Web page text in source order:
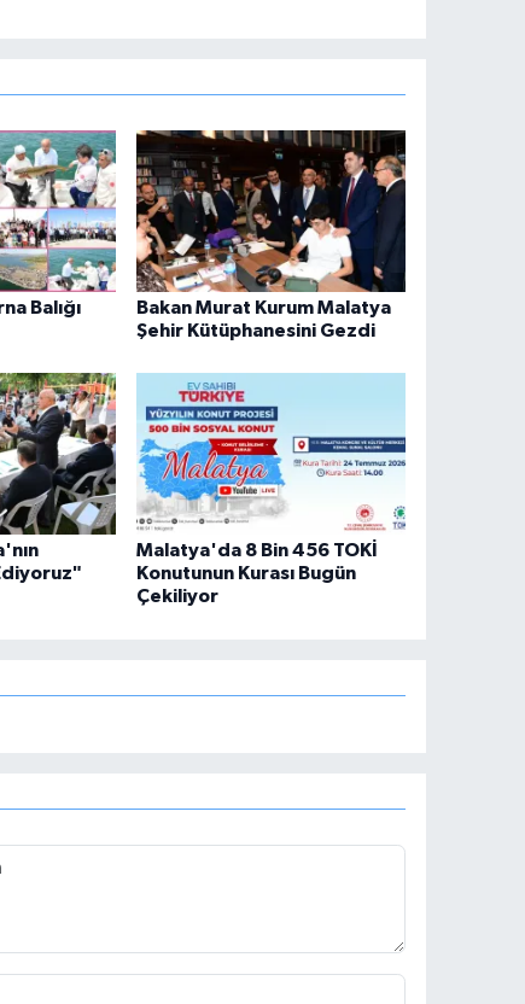
Balığı
Bakan Murat Kurum Malatya
Şehir Kütüphanesini Gezdi
Malatya'da 8 Bin 456 TOKİ
Konutunun Kurası Bugün
Çekiliyor